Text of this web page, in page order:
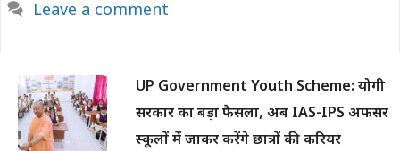
Leave a comment
UP Government Youth Scheme: योगी
सरकार का बड़ा फैसला, अब IAS-IPS अफसर
स्कूलों में जाकर करेंगे छात्रों की करियर